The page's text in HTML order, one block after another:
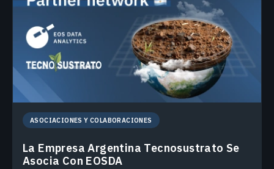
ASOCIACIONES Y COLABORACIONES
La Empresa Argentina Tecnosustrato Se
Asocia Con EOSDA